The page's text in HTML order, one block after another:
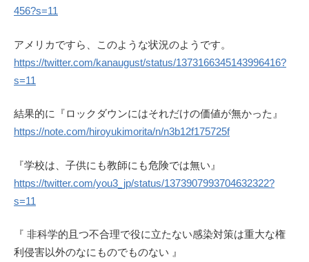
456?s=11
アメリカですら、このような状況のようです。
https://twitter.com/kanaugust/status/1373166345143996416?
s=11
結果的に『ロックダウンにはそれだけの価値が無かった』
https://note.com/hiroyukimorita/n/n3b12f175725f
『学校は、子供にも教師にも危険では無い』
https://twitter.com/you3_jp/status/1373907993704632322?
s=11
『 非科学的且つ不合理で役に立たない感染対策は重大な権
利侵害以外のなにものでものない 』